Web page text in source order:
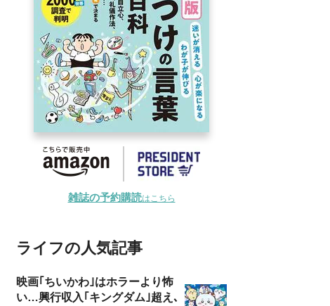
雑誌の予約購読はこちら
ライフの人気記事
映画｢ちいかわ｣はホラーより怖
い…興行収入｢キングダム｣超え､